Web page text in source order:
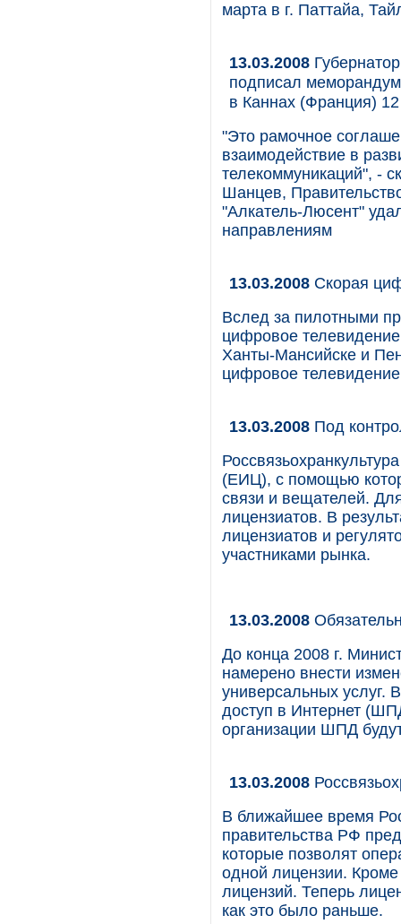
марта в г. Паттайа,
13.03.2008
подписал
в Каннах (Франция)
"Это рамочное
взаимодействие в
телекоммуникаций", -
Шанцев,
"Алкатель-Люсент"
направлениям
13.03.2008 Скорая
Вслед за пилотными
цифровое
Ханты-Мансийске и
цифровое
13.03.2008 Под
(ЕИЦ), с помощью
связи и вещателей.
лицензиатов. В
лицензиатов и
участниками рынка.
13.03.2008
До конца 2008 г.
намерено внести
универсальных услуг.
доступ в Интернет
организации ШПД
13.03.2008
В ближайшее время
правительства РФ
которые позволят
одной лицензии. Кроме
лицензий. Теперь
как это было раньше.